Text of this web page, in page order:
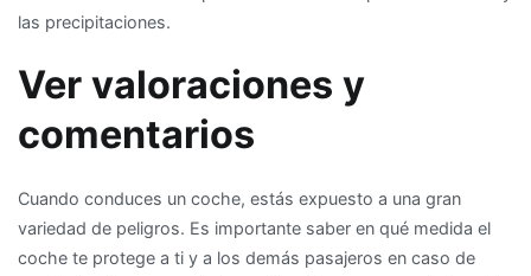
las precipitaciones.
Ver valoraciones y
comentarios
Cuando conduces un coche, estás expuesto a una gran
variedad de peligros. Es importante saber en qué medida el
coche te protege a ti y a los demás pasajeros en caso de